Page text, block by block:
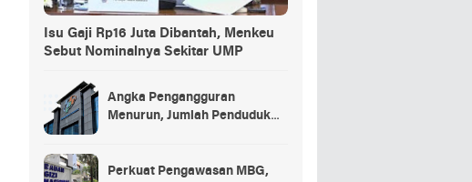
Isu Gaji Rp16 Juta Dibantah, Menkeu
Sebut Nominalnya Sekitar UMP
Angka Pengangguran
Menurun, Jumlah Penduduk
Perkuat Pengawasan MBG,